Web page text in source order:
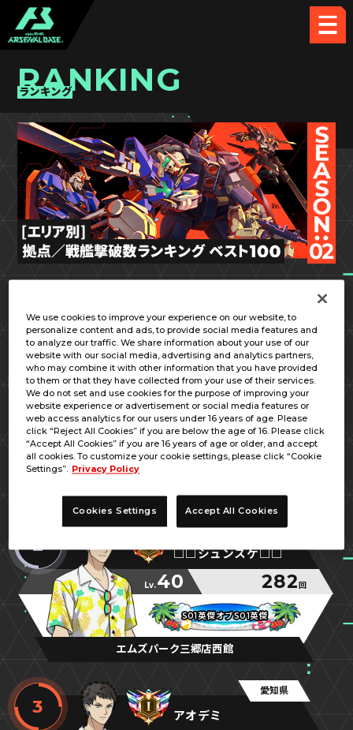
RANKING
ランキング
1
愛知県
セード将軍
Lv.40 301回
猛将☆ダリルダッジ
猛将☆ダリルダッジ
猛将☆ダリルダッジ
2
愛知県
□□シュンスケ□□
Lv.40 282 回
S01英傑オブS01英傑
S01英傑オブS01英傑
S01英傑オブS01英傑
エムズパーク三郷店西館
3
愛知県
アオデミ
We use cookies to improve your experience on our website, to
personalize content and ads, to provide social media features and
to analyze our traffic. We share information about your use of our
website with our social media, advertising and analytics partners,
who may combine it with other information that you have provided
to them or that they have collected from your use of their services.
We do not set and use cookies for the purpose of improving your
website experience or advertisement or social media features or
web access analytics for our users under 16 years of age. Please
click “Reject All Cookies” if you are below the age of 16. Please click
“Accept All Cookies” if you are 16 years of age or older, and accept
all cookies. To customize your cookie settings, please click “Cookie
Settings”. Privacy Policy
Cookies Settings Accept All Cookies